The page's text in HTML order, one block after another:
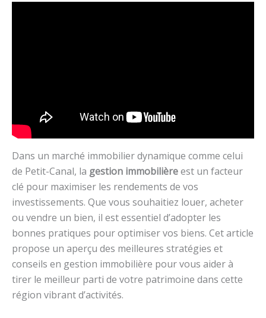
Dans un marché immobilier dynamique comme celui
de Petit-Canal, la gestion immobilièreest un facteur
clé pour maximiser les rendements de vos
investissements. Que vous souhaitiez louer, acheter
ou vendre un bien, il est essentiel d’adopter les
bonnes pratiques pour optimiser vos biens. Cet article
propose un aperçu des meilleures stratégies et
conseils en gestion immobilière pour vous aider à
tirer le meilleur parti de votre patrimoine dans cette
région vibrant d’activités.